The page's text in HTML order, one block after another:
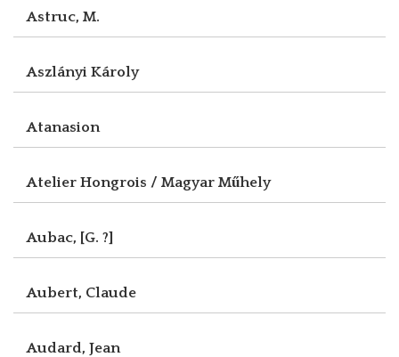
Astruc, M.
Aszlányi Károly
Atanasion
Atelier Hongrois / Magyar Műhely
Aubac, [G. ?]
Aubert, Claude
Audard, Jean